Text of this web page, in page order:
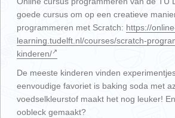
goede cursus om op een creatieve
programmeren met Scratch: https://
learning.tudelft.nl/courses/scratch-
kinderen/
De meeste kinderen vinden
eenvoudige favoriet is baking soda met
voedselkleurstof maakt het nog leuker!
oobleck gemaakt?